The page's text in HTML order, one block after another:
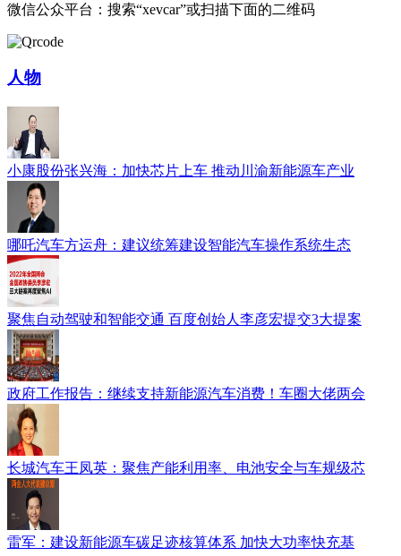
微信公众平台：搜索“xevcar”或扫描下面的二维码
人物
小康股份张兴海：加快芯片上车 推动川渝新能源车产业
哪吒汽车方运舟：建议统筹建设智能汽车操作系统生态
聚焦自动驾驶和智能交通 百度创始人李彦宏提交3大提案
政府工作报告：继续支持新能源汽车消费！车圈大佬两会
长城汽车王凤英：聚焦产能利用率、电池安全与车规级芯
雷军：建设新能源车碳足迹核算体系 加快大功率快充基